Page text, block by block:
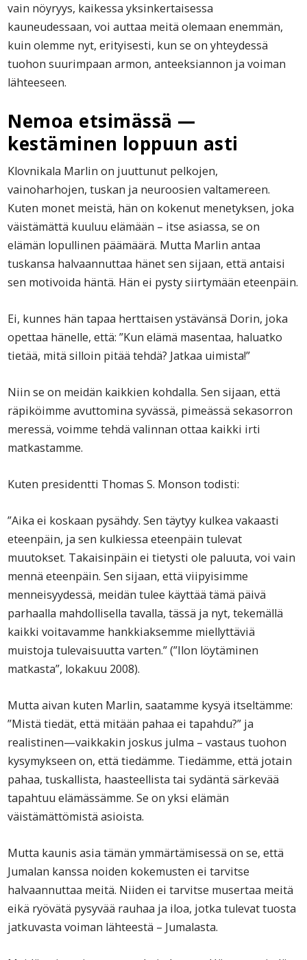
vain nöyryys, kaikessa yksinkertaisessa
kauneudessaan, voi auttaa meitä olemaan enemmän,
kuin olemme nyt, erityisesti, kun se on yhteydessä
tuohon suurimpaan armon, anteeksiannon ja voiman
lähteeseen.
Nemoa etsimässä —
kestäminen loppuun asti
Klovnikala Marlin on juuttunut pelkojen,
vainoharhojen, tuskan ja neuroosien valtamereen.
Kuten monet meistä, hän on kokenut menetyksen, joka
väistämättä kuuluu elämään – itse asiassa, se on
elämän lopullinen päämäärä. Mutta Marlin antaa
tuskansa halvaannuttaa hänet sen sijaan, että antaisi
sen motivoida häntä. Hän ei pysty siirtymään eteenpäin.
Ei, kunnes hän tapaa herttaisen ystävänsä Dorin, joka
opettaa hänelle, että: ”Kun elämä masentaa, haluatko
tietää, mitä silloin pitää tehdä? Jatkaa uimista!”
Niin se on meidän kaikkien kohdalla. Sen sijaan, että
räpiköimme avuttomina syvässä, pimeässä sekasorron
meressä, voimme tehdä valinnan ottaa kaikki irti
matkastamme.
Kuten presidentti Thomas S. Monson todisti:
”Aika ei koskaan pysähdy. Sen täytyy kulkea vakaasti
eteenpäin, ja sen kulkiessa eteenpäin tulevat
muutokset. Takaisinpäin ei tietysti ole paluuta, voi vain
mennä eteenpäin. Sen sijaan, että viipyisimme
menneisyydessä, meidän tulee käyttää tämä päivä
parhaalla mahdollisella tavalla, tässä ja nyt, tekemällä
kaikki voitavamme hankkiaksemme miellyttäviä
muistoja tulevaisuutta varten.” (”Ilon löytäminen
matkasta”, lokakuu 2008).
Mutta aivan kuten Marlin, saatamme kysyä itseltämme:
”Mistä tiedät, että mitään pahaa ei tapahdu?” ja
realistinen—vaikkakin joskus julma – vastaus tuohon
kysymykseen on, että tiedämme. Tiedämme, että jotain
pahaa, tuskallista, haasteellista tai sydäntä särkevää
tapahtuu elämässämme. Se on yksi elämän
väistämättömistä asioista.
Mutta kaunis asia tämän ymmärtämisessä on se, että
Jumalan kanssa noiden kokemusten ei tarvitse
halvaannuttaa meitä. Niiden ei tarvitse musertaa meitä
eikä ryövätä pysyvää rauhaa ja iloa, jotka tulevat tuosta
jatkuvasta voiman lähteestä – Jumalasta.